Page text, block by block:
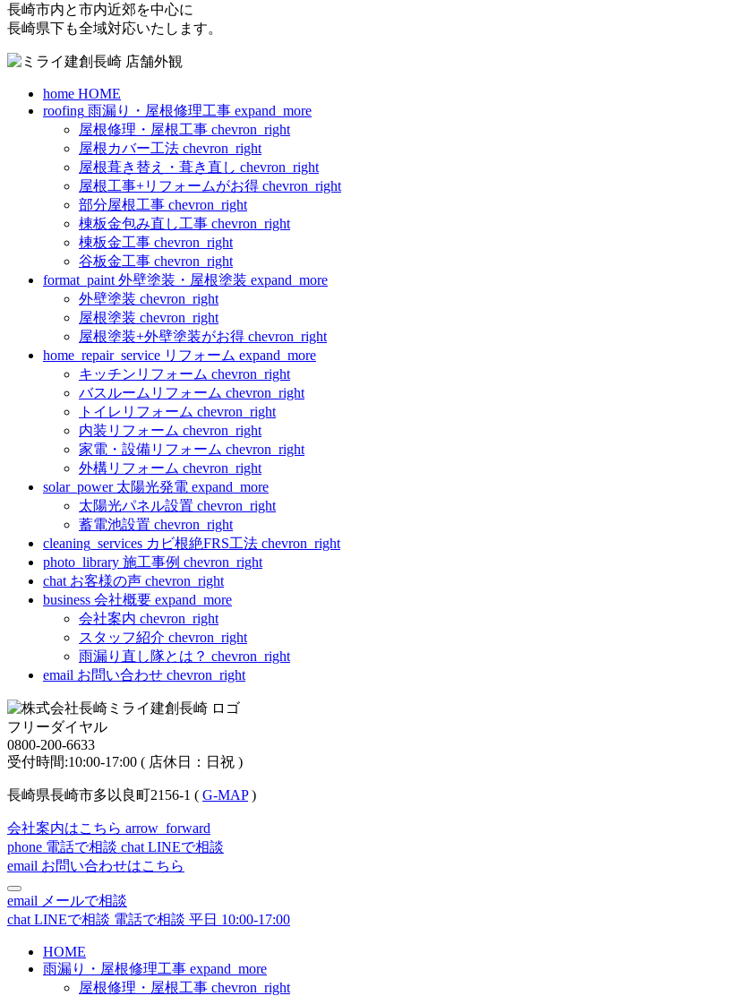
長崎市内と市内近郊を中心に
長崎県下も全域対応いたします。
home HOME
roofing 雨漏り・屋根修理工事 expand_more
屋根修理・屋根工事 chevron_right
屋根カバー工法 chevron_right
屋根葺き替え・葺き直し chevron_right
屋根工事+リフォームがお得 chevron_right
部分屋根工事 chevron_right
棟板金包み直し工事 chevron_right
棟板金工事 chevron_right
谷板金工事 chevron_right
format_paint 外壁塗装・屋根塗装 expand_more
外壁塗装 chevron_right
屋根塗装 chevron_right
屋根塗装+外壁塗装がお得 chevron_right
home_repair_service リフォーム expand_more
キッチンリフォーム chevron_right
バスルームリフォーム chevron_right
トイレリフォーム chevron_right
内装リフォーム chevron_right
家電・設備リフォーム chevron_right
外構リフォーム chevron_right
solar_power 太陽光発電 expand_more
太陽光パネル設置 chevron_right
蓄電池設置 chevron_right
cleaning_services カビ根絶FRS工法 chevron_right
photo_library 施工事例 chevron_right
chat お客様の声 chevron_right
business 会社概要 expand_more
会社案内 chevron_right
スタッフ紹介 chevron_right
雨漏り直し隊とは？ chevron_right
email お問い合わせ chevron_right
フリーダイヤル
0800-200-6633
受付時間:10:00-17:00 ( 店休日：日祝 )
長崎県長崎市多以良町2156-1 ( G-MAP)
会社案内はこちら arrow_forward
phone 電話で相談 chat LINEで相談
email お問い合わせはこちら
email メールで相談
chat LINEで相談 電話で相談 平日 10:00-17:00
HOME
雨漏り・屋根修理工事 expand_more
屋根修理・屋根工事 chevron_right